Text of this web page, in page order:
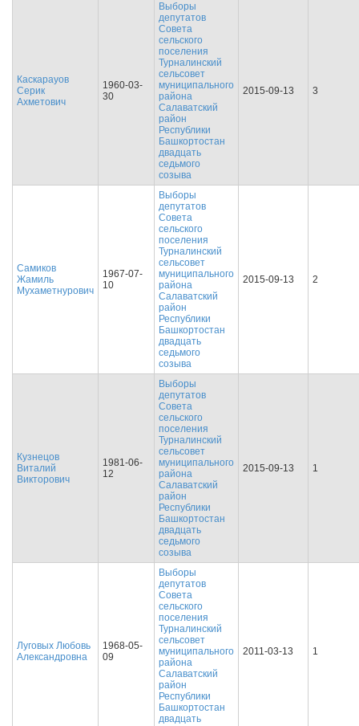
Каскарауов
Серик
Ахметович
1960-03-
30
Выборы
депутатов
Совета
сельского
поселения
Турналинский
сельсовет
муниципального
района
Салаватский
район
Республики
Башкортостан
двадцать
седьмого
созыва
2015-09-13 3
Самиков
Жамиль
Мухаметнурович
1967-07-
10
Выборы
депутатов
Совета
сельского
поселения
Турналинский
сельсовет
муниципального
района
Салаватский
район
Республики
Башкортостан
двадцать
седьмого
созыва
2015-09-13 2
Кузнецов
Виталий
Викторович
1981-06-
12
Выборы
депутатов
Совета
сельского
поселения
Турналинский
сельсовет
муниципального
района
Салаватский
район
Республики
Башкортостан
двадцать
седьмого
созыва
2015-09-13 1
Луговых Любовь
Александровна
1968-05-
09
Выборы
депутатов
Совета
сельского
поселения
Турналинский
сельсовет
муниципального
района
Салаватский
район
Республики
Башкортостан
двадцать
2011-03-13 1